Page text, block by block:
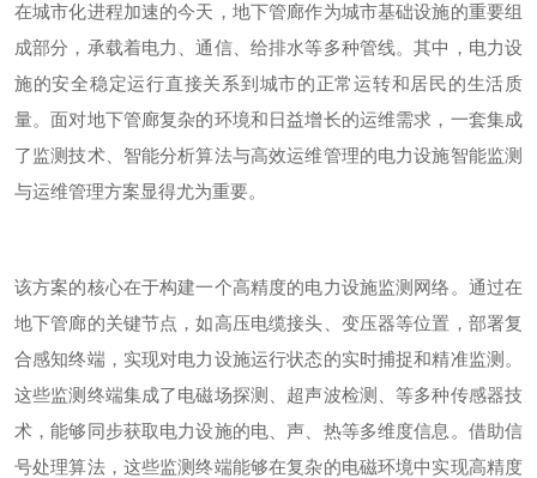
在城市化进程加速的今天，地下管廊作为城市基础设施的重要组
成部分，承载着电力、通信、给排水等多种管线。其中，电力设
施的安全稳定运行直接关系到城市的正常运转和居民的生活质
量。面对地下管廊复杂的环境和日益增长的运维需求，一套集成
了监测技术、智能分析算法与高效运维管理的电力设施智能监测
与运维管理方案显得尤为重要。
该方案的核心在于构建一个高精度的电力设施监测网络。通过在
地下管廊的关键节点，如高压电缆接头、变压器等位置，部署复
合感知终端，实现对电力设施运行状态的实时捕捉和精准监测。
这些监测终端集成了电磁场探测、超声波检测、等多种传感器技
术，能够同步获取电力设施的电、声、热等多维度信息。借助信
号处理算法，这些监测终端能够在复杂的电磁环境中实现高精度